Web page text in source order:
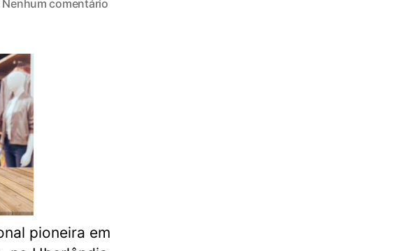
Nenhum comentário
pioneira em